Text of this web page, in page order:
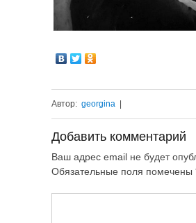
Автор: georgina
Добавить комментарий
Ваш адрес email не будет
Обязательные поля помечены